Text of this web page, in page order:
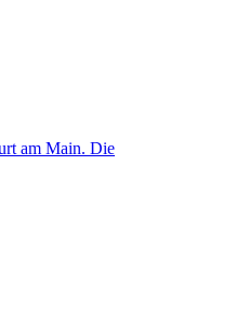
am Main. Die